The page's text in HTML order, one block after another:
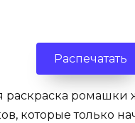
Распечатать
раскраска ромашки
которые только